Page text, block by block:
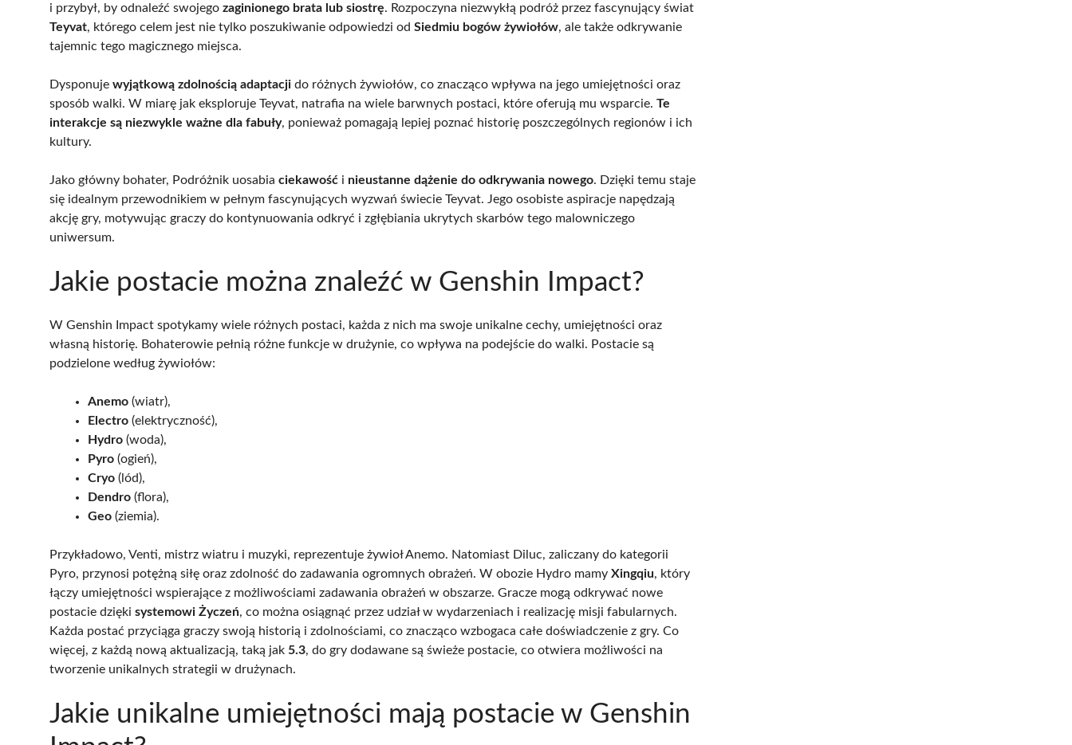
i przybył, by odnaleźć swojego zaginionego brata lub siostrę. Rozpoczyna niezwykłą podróż przez fascynujący świat
Teyvat, którego celem jest nie tylko poszukiwanie odpowiedzi od Siedmiu bogów żywiołów, ale także odkrywanie
tajemnic tego magicznego miejsca.
Dysponuje wyjątkową zdolnością adaptacji do różnych żywiołów, co znacząco wpływa na jego umiejętności oraz
sposób walki. W miarę jak eksploruje Teyvat, natrafia na wiele barwnych postaci, które oferują mu wsparcie. Te
interakcje są niezwykle ważne dla fabuły, ponieważ pomagają lepiej poznać historię poszczególnych regionów i ich
kultury.
Jako główny bohater, Podróżnik uosabia ciekawość i nieustanne dążenie do odkrywania nowego. Dzięki temu staje
się idealnym przewodnikiem w pełnym fascynujących wyzwań świecie Teyvat. Jego osobiste aspiracje napędzają
akcję gry, motywując graczy do kontynuowania odkryć i zgłębiania ukrytych skarbów tego malowniczego
uniwersum.
Jakie postacie można znaleźć w Genshin Impact?
W Genshin Impact spotykamy wiele różnych postaci, każda z nich ma swoje unikalne cechy, umiejętności oraz
własną historię. Bohaterowie pełnią różne funkcje w drużynie, co wpływa na podejście do walki. Postacie są
podzielone według żywiołów:
Anemo (wiatr),
Electro (elektryczność),
Hydro (woda),
Pyro (ogień),
Cryo (lód),
Dendro (flora),
Geo (ziemia).
Przykładowo, Venti, mistrz wiatru i muzyki, reprezentuje żywioł Anemo. Natomiast Diluc, zaliczany do kategorii
Pyro, przynosi potężną siłę oraz zdolność do zadawania ogromnych obrażeń. W obozie Hydro mamy Xingqiu, który
łączy umiejętności wspierające z możliwościami zadawania obrażeń w obszarze. Gracze mogą odkrywać nowe
postacie dzięki systemowi Życzeń, co można osiągnąć przez udział w wydarzeniach i realizację misji fabularnych.
Każda postać przyciąga graczy swoją historią i zdolnościami, co znacząco wzbogaca całe doświadczenie z gry. Co
więcej, z każdą nową aktualizacją, taką jak 5.3, do gry dodawane są świeże postacie, co otwiera możliwości na
tworzenie unikalnych strategii w drużynach.
Jakie unikalne umiejętności mają postacie w Genshin